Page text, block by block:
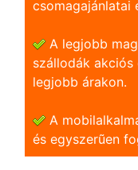
csomagajánlatai
A legjobb
szállodák akciós
legjobb árakon.
A
és egyszerũen